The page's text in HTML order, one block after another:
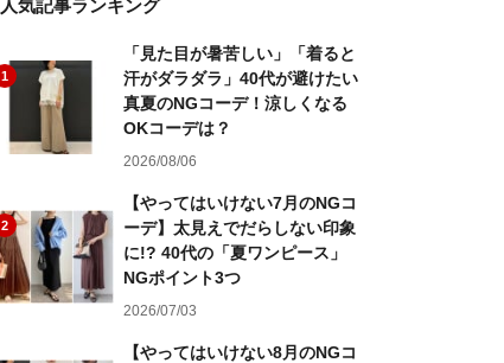
人気記事ランキング
1
「見た目が暑苦しい」「着ると
汗がダラダラ」40代が避けたい
真夏のNGコーデ！涼しくなる
OKコーデは？
2026/08/06
2
【やってはいけない7月のNGコ
ーデ】太見えでだらしない印象
に!? 40代の「夏ワンピース」
NGポイント3つ
2026/07/03
【やってはいけない8月のNGコ